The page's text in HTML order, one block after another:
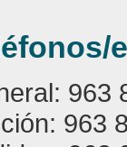
963
963